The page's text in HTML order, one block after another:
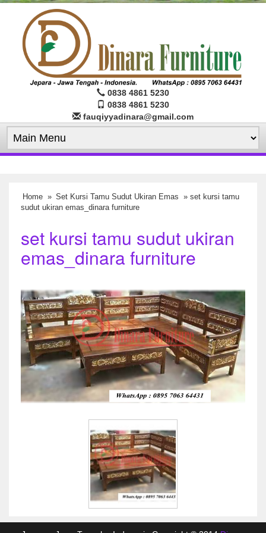
0838 4861 5230
0838 4861 5230
fauqiyyadinara@gmail.com
Home » Set Kursi Tamu Sudut Ukiran Emas » set kursi tamu
sudut ukiran emas_dinara furniture
set kursi tamu sudut ukiran
emas_dinara furniture